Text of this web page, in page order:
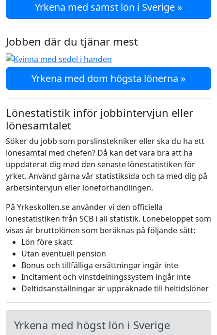
Yrkena med sämst lön i Sverige »
Jobben där du tjänar mest
Yrkena med dom högsta lönerna »
Lönestatistik inför jobbintervjun eller
lönesamtalet
Söker du jobb som porslinstekniker eller ska du ha ett
lönesamtal med chefen? Då kan det vara bra att ha
uppdaterat dig med den senaste lönestatistiken för
yrket. Använd gärna vår statistiksida och ta med dig på
arbetsintervjun eller löneförhandlingen.
På Yrkeskollen.se använder vi den officiella
lönestatistiken från SCB i all statistik. Lönebeloppet som
visas är bruttolönen som beräknas på följande sätt:
Lön före skatt
Utan eventuell pension
Bonus och tillfälliga ersättningar ingår inte
Incitament och vinstdelningssystem ingår inte
Deltidsanställningar är uppräknade till heltidslöner
Yrkena med högst lön i Sverige